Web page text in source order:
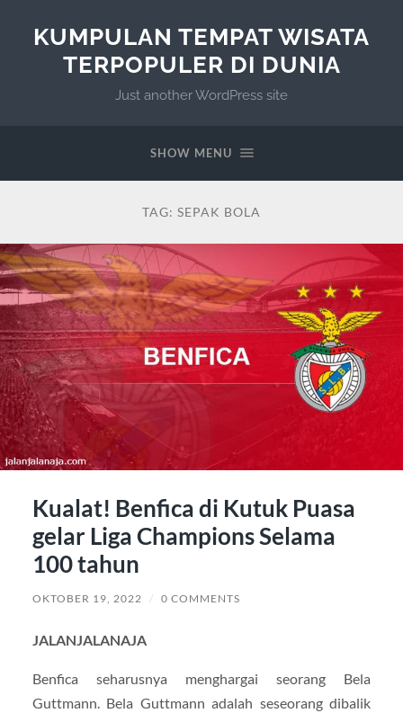
KUMPULAN TEMPAT WISATA
TERPOPULER DI DUNIA
Just another WordPress site
SHOW MENU
TAG: SEPAK BOLA
Kualat! Benfica di Kutuk Puasa
gelar Liga Champions Selama
100 tahun
OKTOBER 19, 2022 / 0 COMMENTS
JALANJALANAJA
Benfica seharusnya menghargai seorang Bela
Guttmann. Bela Guttmann adalah seseorang dibalik